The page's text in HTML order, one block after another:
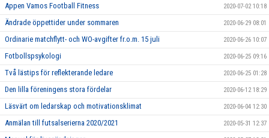
Appen Vamos Football Fitness 2020-07-02 10:18
Ändrade öppettider under sommaren 2020-06-29 08:01
Ordinarie matchflytt- och WO-avgifter fr.o.m. 15 juli 2020-06-26 10:07
Fotbollspsykologi 2020-06-25 09:16
Två lästips för reflekterande ledare 2020-06-25 01:28
Den lilla föreningens stora fördelar 2020-06-12 18:29
Läsvärt om ledarskap och motivationsklimat 2020-06-04 12:30
Anmälan till futsalserierna 2020/2021 2020-05-31 12:37